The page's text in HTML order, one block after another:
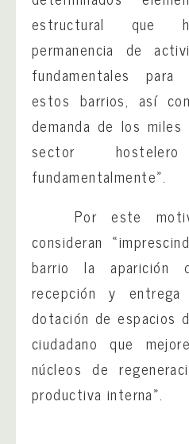
estructural que
permanencia de
fundamentales
estos barrios, así
demanda de los
sector
fundamentalmente».
Por este
consideran
barrio la aparición
recepción y
dotación de espacios
ciudadano que
núcleos de
productiva interna».